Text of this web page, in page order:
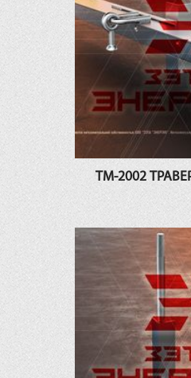
ТМ-2002